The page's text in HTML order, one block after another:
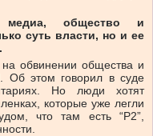
медиа, общество
и
суть власти, но и ее
обвинении общества и
этом говорил в суде
Но люди хотят
которые уже легли
что там есть “Р2”,